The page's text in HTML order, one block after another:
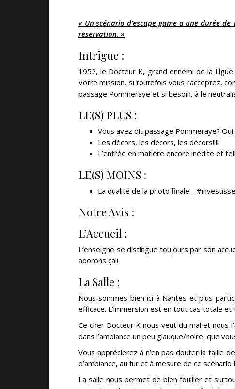
« Un scénario d’escape game a une durée
réservation. »
Intrigue :
1952, le Docteur K, grand ennemi de la
Votre mission, si toutefois vous l’acceptez,
passage Pommeraye et si besoin, à le
LE(S) PLUS :
Vous avez dit passage Pommeraye?
Les décors, les décors, les décors!!!!
L’entrée en matière encore inédite et
LE(S) MOINS :
La qualité de la photo finale…
Notre Avis :
L’Accueil :
L’enseigne se distingue toujours par son
adorons ça!!
La Salle :
Nous sommes bien ici à Nantes et plus
efficace. L’immersion est en tout cas totale et
Ce cher Docteur K nous veut du mal et nous
dans l’ambiance un peu glauque/noire, que
Vous apprécierez à n’en pas douter la taille
d’ambiance, au fur et à mesure de ce scénario
La salle nous permet de bien fouiller et